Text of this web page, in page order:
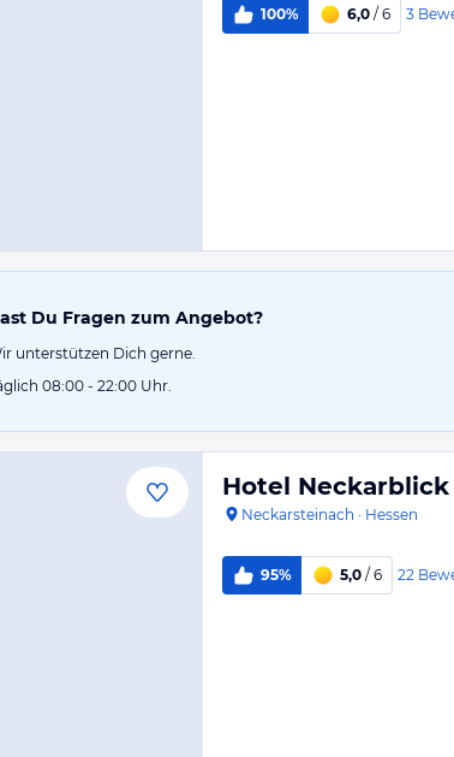
100% 6,0 / 6 3
Du Fragen zum Angebot?
unterstützen Dich gerne.
08:00 - 22:00 Uhr.
Hotel
Neckarsteinach · Hessen
95% 5,0 / 6 22